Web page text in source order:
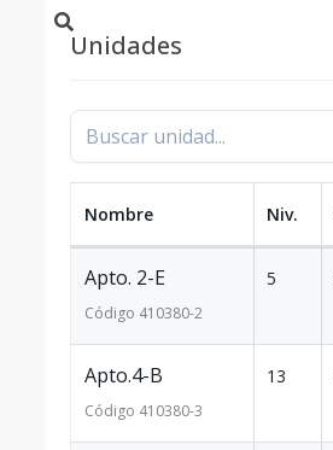
Unidades
Nombre Niv.
Apto. 2-E
Código 410380-2
5
Apto.4-B
Código 410380-3
13